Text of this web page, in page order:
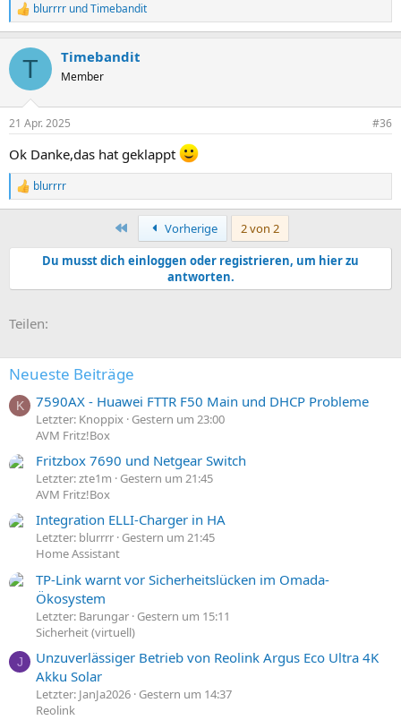
R
e
k
i
e
:
blurrrr undTimebandit
T Timebandit
Member
21 Apr. 2025 #36
Ok Danke,das hat geklappt
R
e
t
n
n
blurrrr
Erste Vorherige
2 von 2
Du musst dich einloggen oder registrieren, um hier zu
antworten.
Teilen:
Neueste Beiträge
K 7590AX - Huawei FTTR F50 Main und DHCP Probleme
Letzter: Knoppix Gestern um 23:00
AVM Fritz!Box
Fritzbox 7690 und Netgear Switch
Letzter: zte1m
Gestern um 21:45
AVM Fritz!Box
Integration ELLI-Charger in HA
Letzter: blurrrr Gestern um 21:45
Home Assistant
TP-Link warnt vor Sicherheitslücken im Omada-
Ökosystem
Letzter: Barungar Gestern um 15:11
Sicherheit (virtuell)
J
Unzuverlässiger Betrieb von Reolink Argus Eco Ultra 4K
Akku Solar
Letzter: JanJa2026 Gestern um 14:37
Reolink